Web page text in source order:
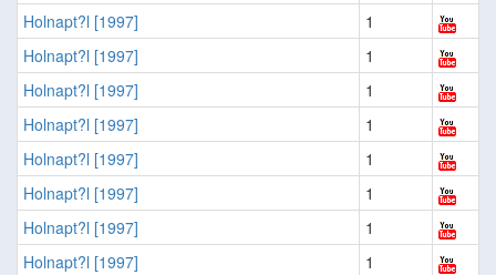
Holnapt?l [1997]
1
Holnapt?l [1997]
1
Holnapt?l [1997]
1
Holnapt?l [1997]
1
Holnapt?l [1997]
1
Holnapt?l [1997]
1
Holnapt?l [1997]
1
Holnapt?l [1997]
1